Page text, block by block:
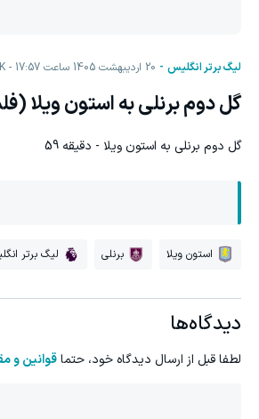
لیگ برتر انگلیس 20 اردیبهشت 1405 ساعت 17:57
گل دوم برنلی به استون ویلا
گل دوم برنلی به استون ویلا - دقیقه 59
استون ویلا برنلی لیگ برتر
دیدگاه‌ها
لطفا قبل از ارسال دیدگاه خود، حتماقوانین و